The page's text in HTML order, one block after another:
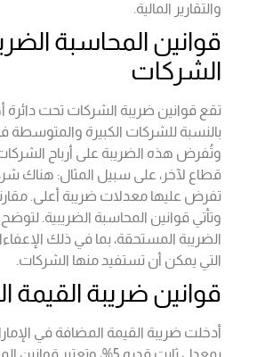
والتقارير المالية.
قوانين المحاسبة
الشركات
تقع قوانين ضريبة الشركات تحت دائرة
بالنسبة للشركات الكبيرة والمتوسطة
وتُفرض هذه الضريبة على أرباح
قطاع لآخر، على سبيل المثال: هناك
تفرض عليها معدلات ضريبة أعلى.
وتأتي قوانين المحاسبة الضريبية.
الضريبة المستحقة، بما في ذلك
التي يمكن أن تستفيد منها الشركات.
قوانين ضريبة القيمة